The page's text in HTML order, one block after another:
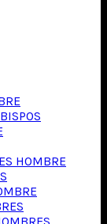
HOMBRE